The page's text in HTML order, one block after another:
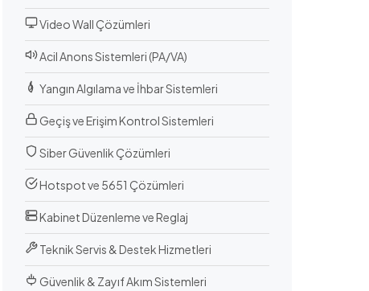
Video Wall Çözümleri
Acil Anons Sistemleri (PA/VA)
Yangın Algılama ve İhbar Sistemleri
Geçiş ve Erişim Kontrol Sistemleri
Siber Güvenlik Çözümleri
Hotspot ve 5651 Çözümleri
Kabinet Düzenleme ve Reglaj
Teknik Servis & Destek Hizmetleri
Güvenlik & Zayıf Akım Sistemleri